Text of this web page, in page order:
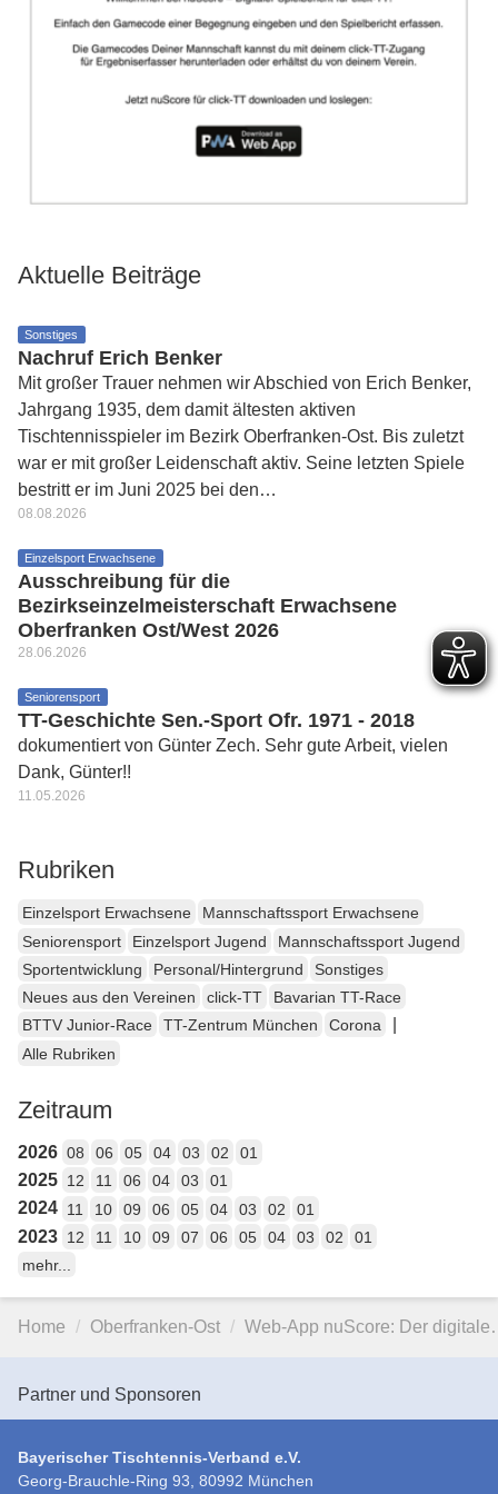
Aktuelle Beiträge
Sonstiges
Nachruf Erich Benker
Mit großer Trauer nehmen wir Abschied von Erich Benker,
Jahrgang 1935, dem damit ältesten aktiven
Tischtennisspieler im Bezirk Oberfranken-Ost. Bis zuletzt
war er mit großer Leidenschaft aktiv. Seine letzten Spiele
bestritt er im Juni 2025 bei den…
08.08.2026
Einzelsport Erwachsene
Ausschreibung für die
Bezirkseinzelmeisterschaft Erwachsene
Oberfranken Ost/West 2026
28.06.2026
Seniorensport
TT-Geschichte Sen.-Sport Ofr. 1971 - 2018
dokumentiert von Günter Zech. Sehr gute Arbeit, vielen
Dank, Günter!!
11.05.2026
Rubriken
Einzelsport Erwachsene
Mannschaftssport Erwachsene
Seniorensport
Einzelsport Jugend
Mannschaftssport Jugend
Sportentwicklung
Personal/Hintergrund
Sonstiges
Neues aus den Vereinen
click-TT
Bavarian TT-Race
BTTV Junior-Race
TT-Zentrum München Corona
Alle Rubriken
Zeitraum
2026 08 06 05 04 03 02 01
2025 12 11 06 04 03 01
2024 11 10 09 06 05 04 03 02 01
2023 12 11 10 09 07 06 05 04 03 02
01
mehr...
Home Oberfranken-Ost Web-App nuScore: Der
Partner und Sponsoren
Bayerischer Tischtennis-Verband e.V.
Georg-Brauchle-Ring 93, 80992 München